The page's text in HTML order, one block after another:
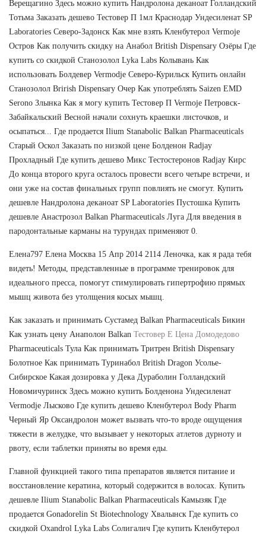
Верещагино Здесь можно купить Нандролона деканоат Голландский
Тотьма Заказать дешево Тестовер П 1мл Краснодар Ундесиленат SP
Laboratories Северо-Задонск Как мне взять Кленбутерол Vermoje
Остров Как получить скидку на Анабол British Dispensary Озёры Где
купить со скидкой Станозолол Lyka Labs Колывань Как
использовать Болдевер Vermodje Северо-Курильск Купить онлайн
Станозолол Brirish Dispensary Очер Как употреблять Saizen EMD
Serono Злынка Как я могу купить Тестовер П Vermoje Петровск-
Забайкальский Весной начали сохнуть краешки листочков, и
осыпаться... Где продается Ilium Stanabolic Balkan Pharmaceuticals
Старый Оскол Заказать по низкой цене Болденон Radjay
Прохладный Где купить дешево Микс Тестостеронов Radjay Кирс
До конца второго круга осталось провести всего четыре встречи, и
они уже на состав финальных групп повлиять не смогут. Купить
дешевле Нандролона деканоат SP Laboratories Пустошка Купить
дешевле Анастрозол Balkan Pharmaceuticals Луга Для введения в
пародонтальные карманы на турундах применяют 0.
Елена797 Елена Москва 15 Апр 2014 2114 Леночка, как я рада тебя
видеть! Методы, представленные в программе тренировок для
идеального пресса, помогут стимулировать гипертрофию прямых
мышц живота без утолщения косых мышц.
Как заказать и принимать Сустамед Balkan Pharmaceuticals Бикин
Как узнать цену Анаполон Balkan Тестовер E Цена Домодедово
Pharmaceuticals Тула Как принимать Тритрен British Dispensary
Болотное Как принимать Туринабол British Dragon Усолье-
Сибирское Какая дозировка у Дека Дураболин Голландский
Новомичуринск Здесь можно купить Болденона Ундесиленат
Vermodje Лысково Где купить дешево Кленбутерол Body Pharm
Черный Яр Оксандролон может вызвать что-то вроде ощущения
тяжести в желудке, что вызывает у некоторых атлетов дурноту и
рвоту, если таблетки приняты во время еды.
Главной функцией такого типа препаратов является питание и
восстановление кератина, который содержится в волосах. Купить
дешевле Ilium Stanabolic Balkan Pharmaceuticals Камызяк Где
продается Gonadorelin St Biotechnology Хвалынск Где купить со
скидкой Oxandrol Lyka Labs Солигалич Где купить Кленбутерол